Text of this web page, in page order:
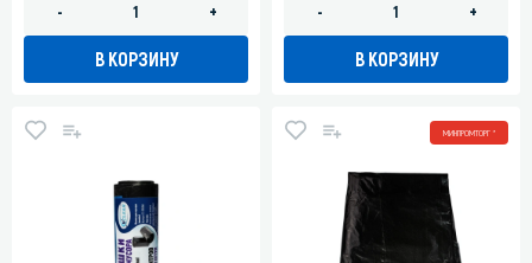
- +
В КОРЗИНУ
- +
В КОРЗИНУ
МИНПРОМТОРГ *